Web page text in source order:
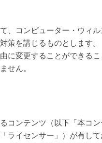
、コンピューター・ウィ
策を講じるものとします。
に変更することができる
せん。
コンテンツ（以下「本コ
ライセンサー」）が有し